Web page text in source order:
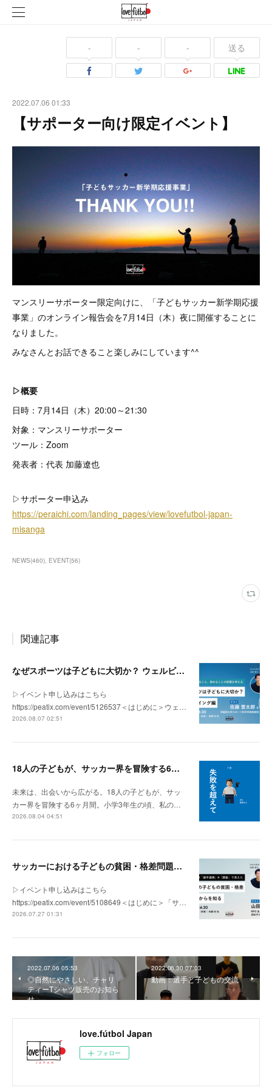
- - - 送る
2022.07.06 01:33
【サポーター向け限定イベント】
マンスリーサポーター限定向けに、「子どもサッカー新学期応援
事業」のオンライン報告会を7月14日（木）夜に開催することに
なりました。
みなさんとお話できること楽しみにしています^^
▷概要
日時：7月14日（木）20:00～21:30
対象：マンスリーサポーター
ツール：Zoom
発表者：代表 加藤遼也
▷サポーター申込み
https://peraichi.com/landing_pages/view/lovefutbol-japan-
misanga
NEWS(460) EVENT(56)
関連記事
なぜスポーツは子どもに大切か？ ウェルビーイング編 | 「社会とサッカー」 vol.2
▷イベント申し込みはこちら
https://peatix.com/event/5126537＜はじめに＞ウェ…
2026.08.07 02:51
18人の子どもが、サッカー界を冒険する6ヶ月間。
未来は、出会いから広がる。18人の子どもが、サッ
カー界を冒険する6ヶ月間。小学3年生の頃、私の…
2026.08.04 04:51
サッカーにおける子どもの貧困・格差問題の現状 | 「社会とサッカー」vol.1
▷イベント申し込みはこちら
https://peatix.com/event/5108649＜はじめに＞「サ…
2026.07.27 01:31
2022.07.06 05:53
◎自然にやさしい、チャリ
ティーTシャツ販売のお知ら
せ
2022.06.30 07:03
動画：選手と子どもの交流
love.fútbol Japan
フォロー